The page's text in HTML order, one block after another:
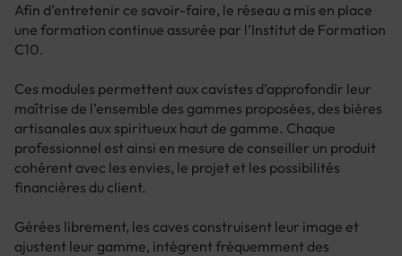
Afin d’entretenir ce savoir-faire, le réseau a mis en place
une formation continue assurée par l’Institut de Formation
C10.
Ces modules permettent aux cavistes d’approfondir leur
maîtrise de l’ensemble des gammes proposées, des bières
artisanales aux spiritueux haut de gamme. Chaque
professionnel est ainsi en mesure de conseiller un produit
cohérent avec les envies, le projet et les possibilités
financières du client.
Gérées librement, les caves construisent leur image et
ajustent leur gamme, intègrent fréquemment des